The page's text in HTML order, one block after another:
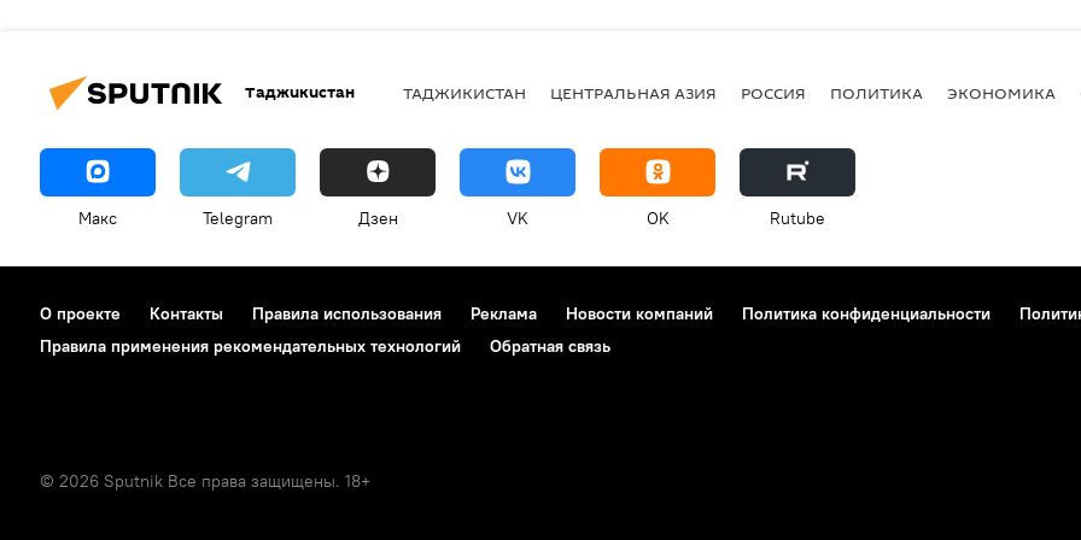
Таджикистан ТАДЖИКИСТАН ЦЕНТРАЛЬНАЯ АЗИЯ РОССИЯ ПОЛИТИКА ЭКОНОМИКА
Макс Telegram Дзен VK OK Rutube
О проекте Контакты Правила использования Реклама Новости компаний Политика конфиденциальности
Правила применения рекомендательных технологий
Обратная связь
© 2026 Sputnik Все права защищены. 18+